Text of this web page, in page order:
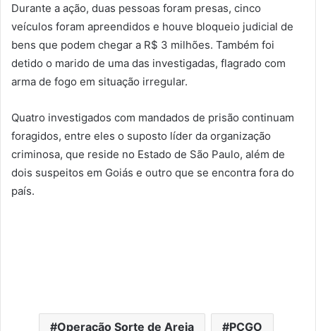
Durante a ação, duas pessoas foram presas, cinco
veículos foram apreendidos e houve bloqueio judicial de
bens que podem chegar a R$ 3 milhões. Também foi
detido o marido de uma das investigadas, flagrado com
arma de fogo em situação irregular.
Quatro investigados com mandados de prisão continuam
foragidos, entre eles o suposto líder da organização
criminosa, que reside no Estado de São Paulo, além de
dois suspeitos em Goiás e outro que se encontra fora do
país.
Operação Sorte de Areia PCGO